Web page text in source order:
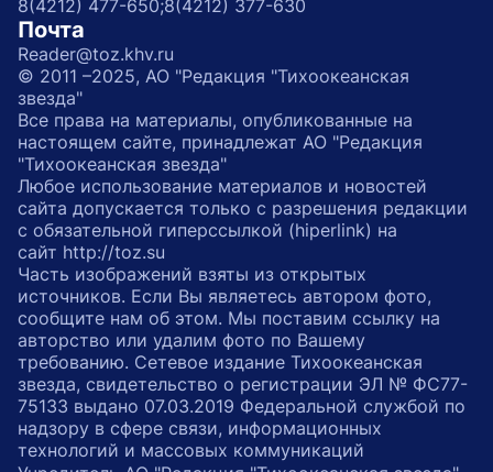
8(4212) 477-650;8(4212) 377-630
Почта
Reader@toz.khv.ru
© 2011 –2025, АО "Редакция "Тихоокеанская
звезда"
Все права на материалы, опубликованные на
настоящем сайте, принадлежат АО "Редакция
"Тихоокеанская звезда"
Любое использование материалов и новостей
сайта допускается только с разрешения редакции
с обязательной гиперссылкой (hiperlink) на
сайт http://toz.su
Часть изображений взяты из открытых
источников. Если Вы являетесь автором фото,
сообщите нам об этом. Мы поставим ссылку на
авторство или удалим фото по Вашему
требованию. Сетевое издание Тихоокеанская
звезда, свидетельство о регистрации ЭЛ № ФС77-
75133 выдано 07.03.2019 Федеральной службой по
надзору в сфере связи, информационных
технологий и массовых коммуникаций